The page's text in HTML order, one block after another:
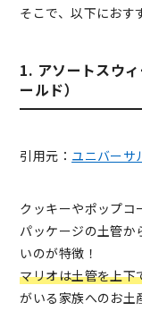
そこで、以下におす
1. アソートスウ
ールド）
引用元： ユニバーサ
クッキーやポップコ
パッケージの土管か
いのが特徴！
マリオは土管を上下
がいる家族へのお土